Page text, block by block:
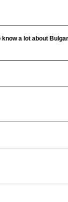
a lot about